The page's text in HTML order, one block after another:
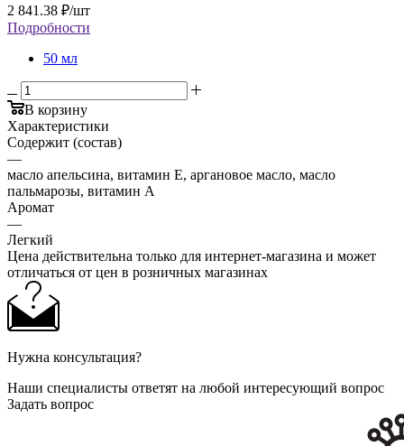
2 841.38 ₽/шт
Подробности
50 мл
В корзину
Характеристики
Содержит (состав)
—
масло апельсина, витамин Е, аргановое масло, масло
пальмарозы, витамин А
Аромат
—
Легкий
Цена действительна только для интернет-магазина и может
отличаться от цен в розничных магазинах
Нужна консультация?
Наши специалисты ответят на любой интересующий вопрос
Задать вопрос